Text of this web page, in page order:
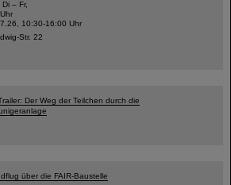
– Fr,
10:30-16:00 Uhr
Str. 22
Der Weg der Teilchen durch die
über die FAIR-Baustelle